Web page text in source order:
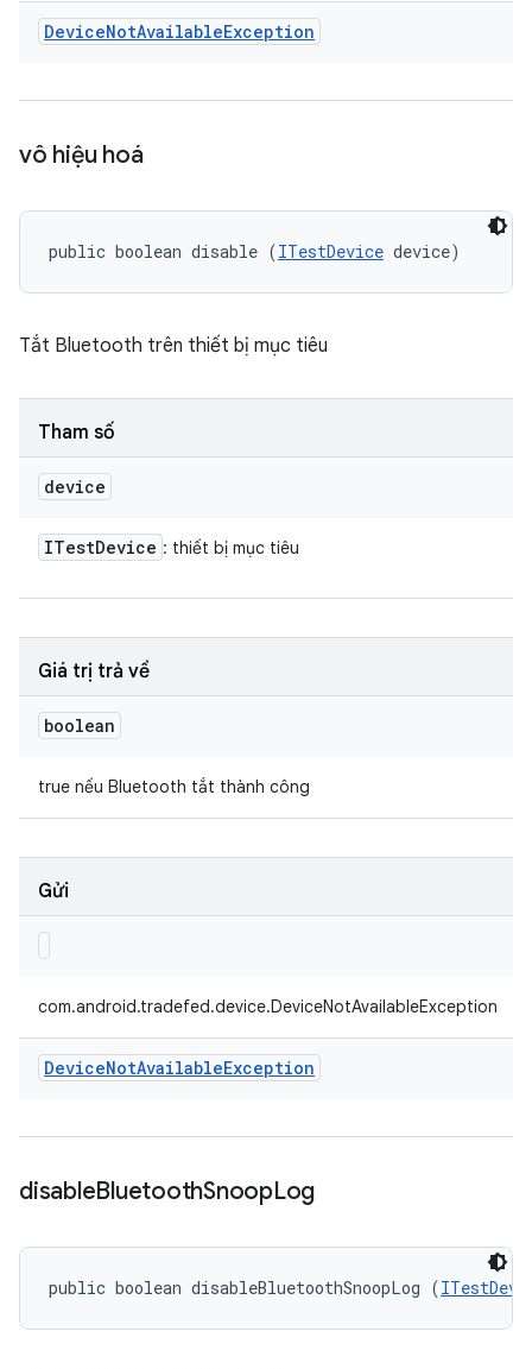
DeviceNotAvailableException
vô hiệu hoá
public boolean disable (ITestDevice device)
Tắt Bluetooth trên thiết bị mục tiêu
Tham số
device
ITestDevice : thiết bị mục tiêu
Giá trị trả về
boolean
true nếu Bluetooth tắt thành công
Gửi
com.android.tradefed.device.DeviceNotAvailableException
DeviceNotAvailableException
disableBluetoothSnoopLog
public boolean disableBluetoothSnoopLog (